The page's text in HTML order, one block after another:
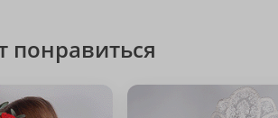
понравиться